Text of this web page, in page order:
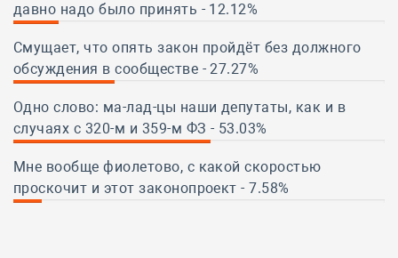
давно надо было принять - 12.12%
Смущает, что опять закон пройдёт без должного
обсуждения в сообществе - 27.27%
Одно слово: ма-лад-цы наши депутаты, как и в
случаях с 320-м и 359-м ФЗ - 53.03%
Мне вообще фиолетово, с какой скоростью
проскочит и этот законопроект - 7.58%